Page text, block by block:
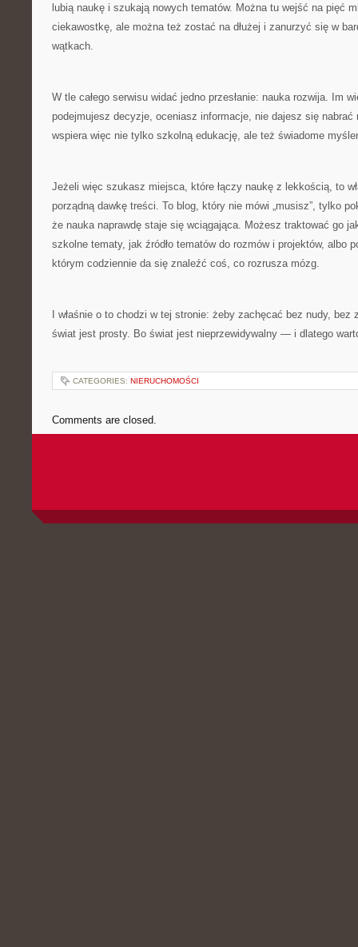
lubią naukę i szukają nowych tematów. Można tu wejść na pięć
ciekawostkę, ale można też zostać na dłużej i zanurzyć się w
wątkach.
W tle całego serwisu widać jedno przesłanie: nauka rozwija. Im
podejmujesz decyzje, oceniasz informacje, nie dajesz się nabrać
wspiera więc nie tylko szkolną edukację, ale też świadome
Jeżeli więc szukasz miejsca, które łączy naukę z lekkością, to
porządną dawkę treści. To blog, który nie mówi „musisz”, tylko
że nauka naprawdę staje się wciągająca. Możesz traktować go
szkolne tematy, jak źródło tematów do rozmów i projektów, albo
którym codziennie da się znaleźć coś, co rozrusza mózg.
I właśnie o to chodzi w tej stronie: żeby zachęcać bez nudy, bez
świat jest prosty. Bo świat jest nieprzewidywalny — i dlatego
CATEGORIES: NIERUCHOMOŚCI
Comments are closed.